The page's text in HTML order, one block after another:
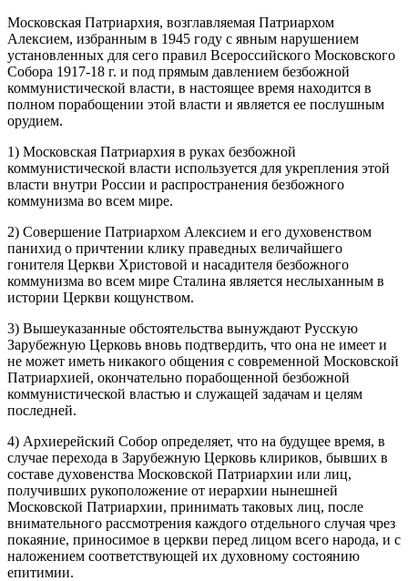
Московская Патриархия, возглавляемая Патриархом
Алексием, избранным в 1945 году с явным нарушением
установленных для сего правил Всероссийского Московского
Собора 1917-18 г. и под прямым давлением безбожной
коммунистической власти, в настоящее время находится в
полном порабощении этой власти и является ее послушным
орудием.
1) Московская Патриархия в руках безбожной
коммунистической власти используется для укрепления этой
власти внутри России и распространения безбожного
коммунизма во всем мире.
2) Совершение Патриархом Алексием и его духовенством
панихид о причтении клику праведных величайшего
гонителя Церкви Христовой и насадителя безбожного
коммунизма во всем мире Сталина является неслыханным в
истории Церкви кощунством.
3) Вышеуказанные обстоятельства вынуждают Русскую
Зарубежную Церковь вновь подтвердить, что она не имеет и
не может иметь никакого общения с современной Московской
Патриархией, окончательно порабощенной безбожной
коммунистической властью и служащей задачам и целям
последней.
4) Архиерейский Собор определяет, что на будущее время, в
случае перехода в Зарубежную Церковь клириков, бывших в
составе духовенства Московской Патриархии или лиц,
получивших рукоположение от иерархии нынешней
Московской Патриархии, принимать таковых лиц, после
внимательного рассмотрения каждого отдельного случая чрез
покаяние, приносимое в церкви перед лицом всего народа, и с
наложением соответствующей их духовному состоянию
епитимии.